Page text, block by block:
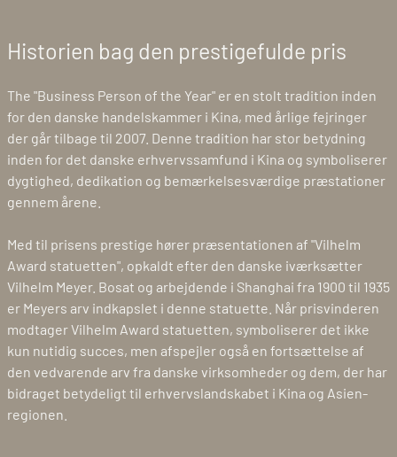
Historien bag den prestigefulde pris
The "Business Person of the Year" er en stolt tradition inden
for den danske handelskammer i Kina, med årlige fejringer
der går tilbage til 2007. Denne tradition har stor betydning
inden for det danske erhvervssamfund i Kina og symboliserer
dygtighed, dedikation og bemærkelsesværdige præstationer
gennem årene.
Med til prisens prestige hører præsentationen af "Vilhelm
Award statuetten", opkaldt efter den danske iværksætter
Vilhelm Meyer. Bosat og arbejdende i Shanghai fra 1900 til 1935
er Meyers arv indkapslet i denne statuette. Når prisvinderen
modtager Vilhelm Award statuetten, symboliserer det ikke
kun nutidig succes, men afspejler også en fortsættelse af
den vedvarende arv fra danske virksomheder og dem, der har
bidraget betydeligt til erhvervslandskabet i Kina og Asien-
regionen.